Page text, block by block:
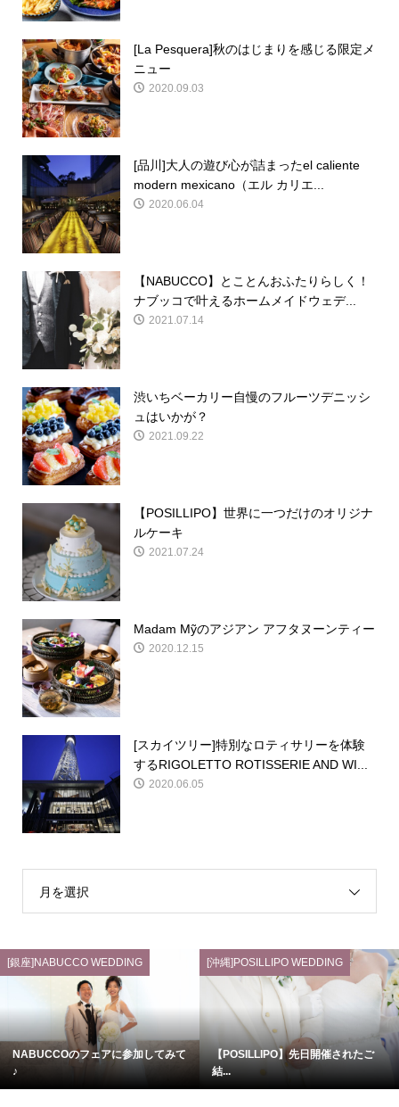
[La Pesquera]秋のはじまりを感じる限定メ
ニュー
2020.09.03
[品川]大人の遊び心が詰まったel caliente
modern mexicano（エル カリエ...
2020.06.04
【NABUCCO】とことんおふたりらしく！
ナブッコで叶えるホームメイドウェデ...
2021.07.14
渋いちベーカリー自慢のフルーツデニッシ
ュはいかが？
2021.09.22
【POSILLIPO】世界に一つだけのオリジナ
ルケーキ
2021.07.24
Madam Mỹのアジアン アフタヌーンティー
2020.12.15
[スカイツリー]特別なロティサリーを体験
するRIGOLETTO ROTISSERIE AND WI...
2020.06.05
月を選択
[銀座]NABUCCO WEDDING
NABUCCOのフェアに参加してみて
♪
[沖縄]POSILLIPO WEDDING
【POSILLIPO】先日開催されたご
結...